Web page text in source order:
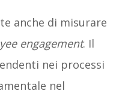
anche di misurare
engagement. Il
nei processi
nel